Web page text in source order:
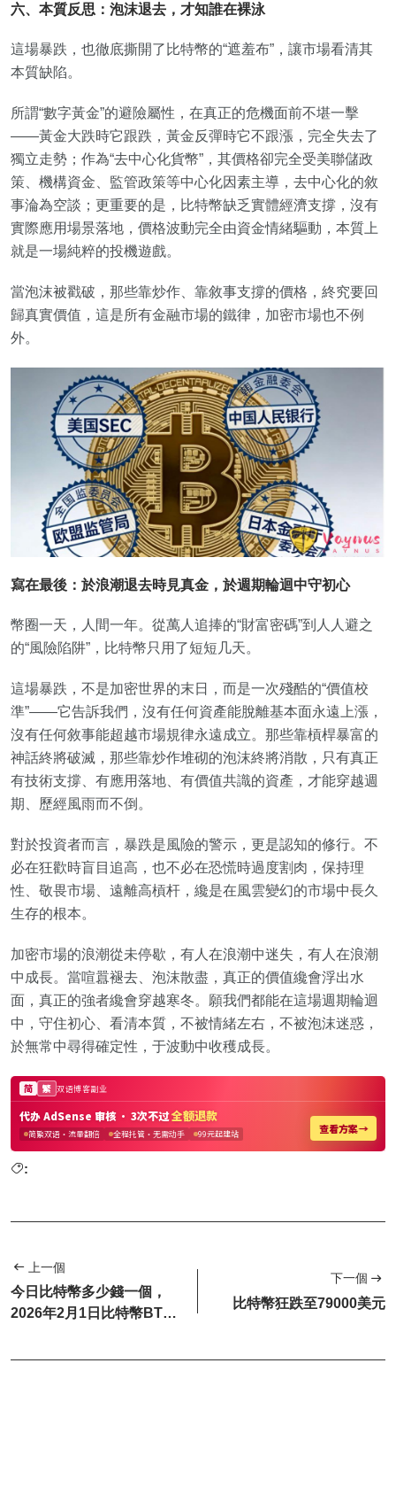
六、本質反思：泡沫退去，才知誰在裸泳
這場暴跌，也徹底撕開了比特幣的“遮羞布”，讓市場看清其
本質缺陷。
所謂“數字黃金”的避險屬性，在真正的危機面前不堪一擊
——黃金大跌時它跟跌，黃金反彈時它不跟漲，完全失去了
獨立走勢；作為“去中心化貨幣”，其價格卻完全受美聯儲政
策、機構資金、監管政策等中心化因素主導，去中心化的敘
事淪為空談；更重要的是，比特幣缺乏實體經濟支撐，沒有
實際應用場景落地，價格波動完全由資金情緒驅動，本質上
就是一場純粹的投機遊戲。
當泡沫被戳破，那些靠炒作、靠敘事支撐的價格，終究要回
歸真實價值，這是所有金融市場的鐵律，加密市場也不例
外。
寫在最後：於浪潮退去時見真金，於週期輪迴中守初心
幣圈一天，人間一年。從萬人追捧的“財富密碼”到人人避之
的“風險陷阱”，比特幣只用了短短几天。
這場暴跌，不是加密世界的末日，而是一次殘酷的“價值校
準”——它告訴我們，沒有任何資產能脫離基本面永遠上漲，
沒有任何敘事能超越市場規律永遠成立。那些靠槓桿暴富的
神話終將破滅，那些靠炒作堆砌的泡沫終將消散，只有真正
有技術支撐、有應用落地、有價值共識的資產，才能穿越週
期、歷經風雨而不倒。
對於投資者而言，暴跌是風險的警示，更是認知的修行。不
必在狂歡時盲目追高，也不必在恐慌時過度割肉，保持理
性、敬畏市場、遠離高槓杆，纔是在風雲變幻的市場中長久
生存的根本。
加密市場的浪潮從未停歇，有人在浪潮中迷失，有人在浪潮
中成長。當喧囂褪去、泡沫散盡，真正的價值纔會浮出水
面，真正的強者纔會穿越寒冬。願我們都能在這場週期輪迴
中，守住初心、看清本質，不被情緒左右，不被泡沫迷惑，
於無常中尋得確定性，于波動中收穫成長。
:
上一個
今日比特幣多少錢一個，
2026年2月1日比特幣BTC
下一個
比特幣狂跌至79000美元